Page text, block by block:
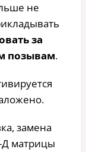
не
за
позывам.
замена
Д матрицы